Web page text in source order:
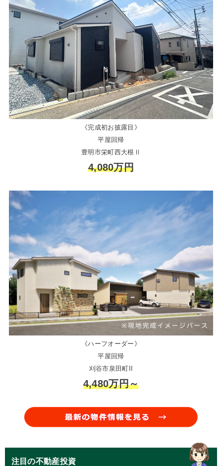
《完成初お披露目》
平屋回帰
豊明市栄町西大根Ⅱ
4,080万円
《ハーフオーダー》
平屋回帰
刈谷市泉田町II
4,480万円～
注目の不動産投資